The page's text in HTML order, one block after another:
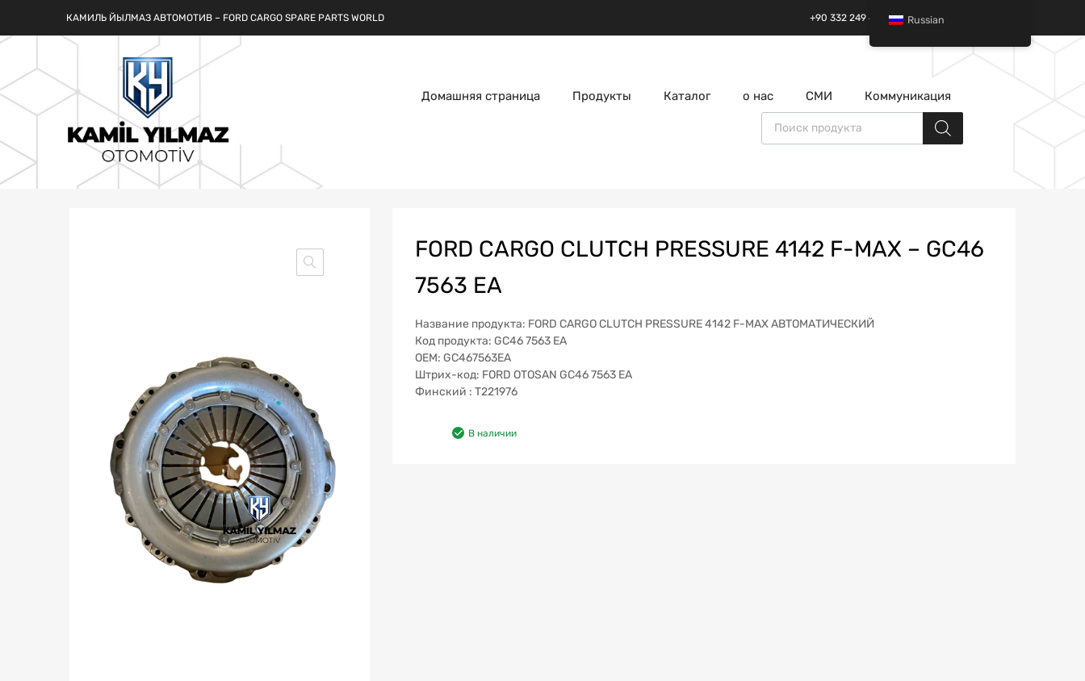
КАМИЛЬ ЙЫЛМАЗ АВТОМОТИВ – FORD CARGO SPARE PARTS WORLD +90 332 249 49 01 | +90 532 685 32 42
Домашняя страница Продукты Каталог о нас СМИ Коммуникация
Поиск товаров
FORD CARGO CLUTCH PRESSURE 4142 F-MAX – GC46
7563 EA
Название продукта: FORD CARGO CLUTCH PRESSURE 4142 F-MAX АВТОМАТИЧЕСКИЙ
Код продукта: GC46 7563 EA
OEM: GC467563EA
Штрих-код: FORD OTOSAN GC46 7563 EA
Финский : T221976
В наличии
Russian